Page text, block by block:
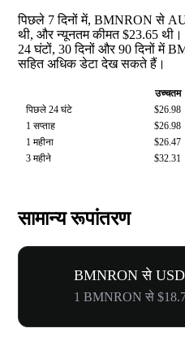
पिछले 7 दिनों में, BMNRON से
थी, और न्यूनतम कीमत $23.65 थी।
24 घंटों, 30 दिनों और 90 दिनों में
सहित अधिक डेटा देख सकते हैं।
उच्चतम
पिछले 24 घंटे
$26.98
1 सप्ताह
$26.98
1 महीना
$26.47
3 महीने
$32.31
सामान्य रूपांतरण
BMNRON से
1 BMNRON से